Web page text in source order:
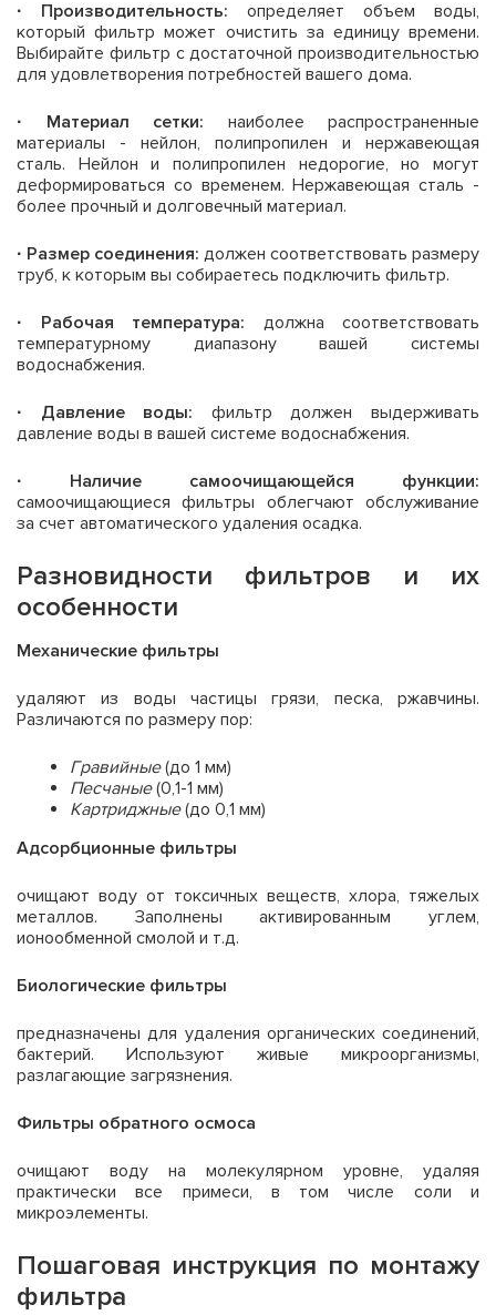
· Производительность: определяет объем воды,
который фильтр может очистить за единицу времени.
Выбирайте фильтр с достаточной производительностью
для удовлетворения потребностей вашего дома.
· Материал сетки: наиболее распространенные
материалы - нейлон, полипропилен и нержавеющая
сталь. Нейлон и полипропилен недорогие, но могут
деформироваться со временем. Нержавеющая сталь -
более прочный и долговечный материал.
· Размер соединения: должен соответствовать размеру
труб, к которым вы собираетесь подключить фильтр.
· Рабочая температура: должна соответствовать
температурному диапазону вашей системы
водоснабжения.
· Давление воды: фильтр должен выдерживать
давление воды в вашей системе водоснабжения.
· Наличие самоочищающейся функции:
самоочищающиеся фильтры облегчают обслуживание
за счет автоматического удаления осадка.
Разновидности фильтров и их
особенности
Механические фильтры
удаляют из воды частицы грязи, песка, ржавчины.
Различаются по размеру пор:
Гравийные(до 1 мм)
Песчаные(0,1-1 мм)
Картриджные(до 0,1 мм)
Адсорбционные фильтры
очищают воду от токсичных веществ, хлора, тяжелых
металлов. Заполнены активированным углем,
ионообменной смолой и т.д.
Биологические фильтры
предназначены для удаления органических соединений,
бактерий. Используют живые микроорганизмы,
разлагающие загрязнения.
Фильтры обратного осмоса
очищают воду на молекулярном уровне, удаляя
практически все примеси, в том числе соли и
микроэлементы.
Пошаговая инструкция по монтажу
фильтра